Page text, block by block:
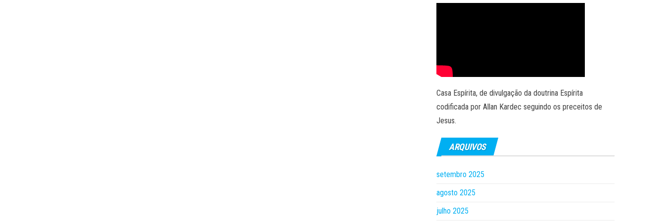
Casa Espírita, de divulgação da doutrina Espírita
codificada por Allan Kardec seguindo os preceitos de
Jesus.
ARQUIVOS
setembro 2025
agosto 2025
julho 2025